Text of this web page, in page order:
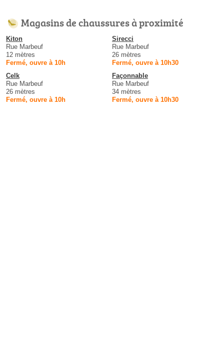
Magasins de chaussures à proximité
Kiton
Rue Marbeuf
12 mètres
Fermé, ouvre à 10h
Sirecci
Rue Marbeuf
26 mètres
Fermé, ouvre à 10h30
Celk
Rue Marbeuf
26 mètres
Fermé, ouvre à 10h
Façonnable
Rue Marbeuf
34 mètres
Fermé, ouvre à 10h30